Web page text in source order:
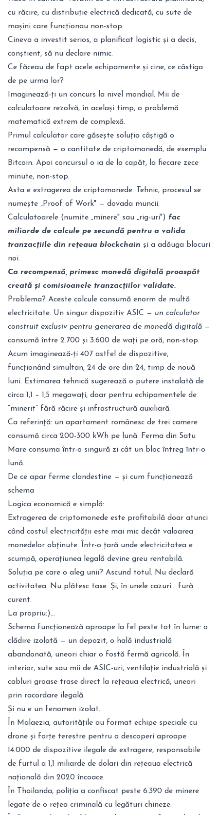
cu răcire, cu distribuție electrică dedicată, cu sute de
mașini care funcționau non-stop.
Cineva a investit serios, a planificat logistic și a decis,
conștient, să nu declare nimic.
Ce făceau de fapt acele echipamente și cine, ce câstiga
de pe urma lor?
Imaginează-ți un concurs la nivel mondial. Mii de
calculatoare rezolvă, în același timp, o problemă
matematică extrem de complexă.
Primul calculator care găsește soluția câștigă o
recompensă — o cantitate de criptomonedă, de exemplu
Bitcoin. Apoi concursul o ia de la capăt, la fiecare zece
minute, non-stop.
Asta e extragerea de criptomonede. Tehnic, procesul se
numește „Proof of Work" — dovada muncii.
Calculatoarele (numite „minere" sau „rig-uri") fac
miliarde de calcule pe secundă pentru a valida
tranzacțiile din rețeaua blockchain și a adăuga blocuri
noi.
Ca recompensă, primesc monedă digitală proaspăt
creată și comisioanele tranzacțiilor validate.
Problema? Aceste calcule consumă enorm de multă
electricitate. Un singur dispozitiv ASIC — un calculator
construit exclusiv pentru generarea de monedă digitală —
consumă între 2.700 și 3.600 de wați pe oră, non-stop.
Acum imaginează-ți 407 astfel de dispozitive,
funcționând simultan, 24 de ore din 24, timp de nouă
luni. Estimarea tehnică sugerează o putere instalată de
circa 1,1 – 1,5 megawați, doar pentru echipamentele de
”minerit” fără răcire și infrastructură auxiliară.
Ca referință: un apartament românesc de trei camere
consumă circa 200-300 kWh pe lună. Ferma din Satu
Mare consuma într-o singură zi cât un bloc întreg într-o
lună.
De ce apar ferme clandestine — și cum funcționează
schema
Logica economică e simplă:
Extragerea de criptomonede este profitabilă doar atunci
când costul electricității este mai mic decât valoarea
monedelor obținute. Într-o țară unde electricitatea e
scumpă, operațiunea legală devine greu rentabilă.
Soluția pe care o aleg unii? Ascund totul. Nu declară
activitatea. Nu plătesc taxe. Și, în unele cazuri... fură
curent.
La propriu:)...
Schema funcționează aproape la fel peste tot în lume: o
clădire izolată — un depozit, o hală industrială
abandonată, uneori chiar o fostă fermă agricolă. În
interior, sute sau mii de ASIC-uri, ventilație industrială și
cabluri groase trase direct la rețeaua electrică, uneori
prin racordare ilegală.
Și nu e un fenomen izolat.
În Malaezia, autoritățile au format echipe speciale cu
drone și forțe terestre pentru a descoperi aproape
14.000 de dispozitive ilegale de extragere, responsabile
de furtul a 1,1 miliarde de dolari din rețeaua electrică
națională din 2020 încoace.
În Thailanda, poliția a confiscat peste 6.390 de minere
legate de o rețea criminală cu legături chineze.